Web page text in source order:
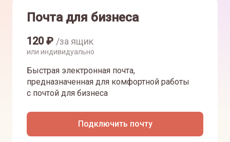
Почта для бизнеса
120₽ /за ящик
или индивидуально
Быстрая электронная почта,
предназначенная для комфортной работы
с почтой для бизнеса
Подключить почту